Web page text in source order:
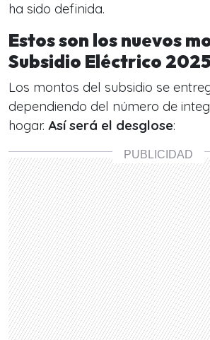
ha sido definida.
Estos son los nuevos
Subsidio Eléctrico
Los montos del subsidio se
dependiendo del número de
hogar. Así será el desglose: